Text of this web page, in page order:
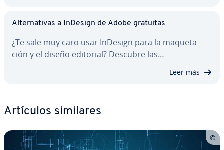
Al­te­r­na­ti­vas a InDesign de Adobe gratuitas
¿Te sale muy caro usar InDesign para la ma­que­ta­
ción y el diseño editorial? Descubre las…
Leer más
Artículos similares